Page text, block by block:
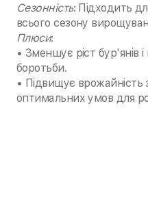
Сезонність: Підходить
всього сезону
Плюси:
• Зменшує ріст бур'янів
боротьби.
• Підвищує врожайність
оптимальних умов для